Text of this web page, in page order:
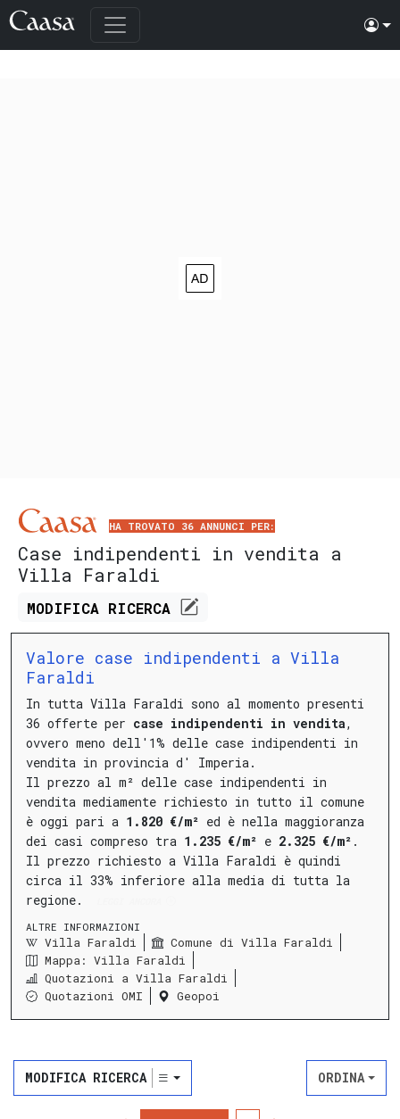
HA TROVATO 36 ANNUNCI PER:
Case indipendenti in vendita a
Villa Faraldi
MODIFICA RICERCA
Valore case indipendenti a Villa
Faraldi
In tutta Villa Faraldi sono al momento presenti
36 offerte per case indipendenti in vendita,
ovvero meno dell'1% delle case indipendenti in
vendita in provincia d' Imperia.
Il prezzo al m² delle case indipendenti in
vendita mediamente richiesto in tutto il comune
è oggi pari a 1.820 €/m² ed è nella maggioranza
dei casi compreso tra 1.235 €/m² e 2.325 €/m² .
Il prezzo richiesto a Villa Faraldi è quindi
circa il 33% inferiore alla media di tutta la
regione.
ALTRE INFORMAZIONI
Villa Faraldi
Comune di Villa Faraldi
Mappa: Villa Faraldi
Quotazioni a Villa Faraldi
Quotazioni OMI
Geopoi
MODIFICA RICERCA ORDINA